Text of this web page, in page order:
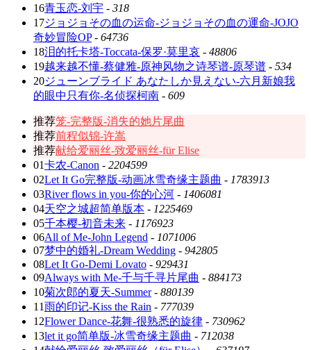
16青玉恋-刘宇 - 318
17ジョジョその血の运命-ジョジョその血の運命-JOJO
奇妙冒险OP- 64736
18泪的托卡塔-Toccata-保罗·莫里哀 - 48806
19越来越不懂-蔡健雅-原神风物之诗琴谱-原琴谱 - 534
20ジューンブライド あなたしか見えない-六月新娘我
的眼中只有你-名侦探柯南 - 609
推荐笼-完整版-消失的她片尾曲
推荐前程似锦-许嵩
推荐献给爱丽丝-致爱丽丝-für Elise
01卡农-Canon - 2204599
02Let It Go完整版-动画冰雪奇缘主题曲 - 1783913
03River flows in you-你的心河 - 1406081
04天空之城超简单版本 - 1225469
05千本樱-初音未来 - 1176923
06All of Me-John Legend - 1071006
07梦中的婚礼-Dream Wedding - 942805
08Let It Go-Demi Lovato - 929431
09Always with Me-千与千寻片尾曲 - 884173
10菊次郎的夏天-Summer- 880139
11雨的印记-Kiss the Rain - 777039
12Flower Dance-花舞-很熟悉的旋律 - 730962
13let it go简单版-冰雪奇缘主题曲 - 712038